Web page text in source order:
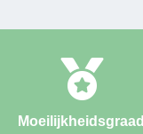
Moeilijkheidsgraad